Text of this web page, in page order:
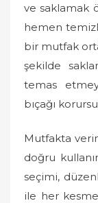
ve saklamak
hemen
bir mutfak
şekilde
temas
bıçağı
Mutfakta
doğru
seçimi,
ile her